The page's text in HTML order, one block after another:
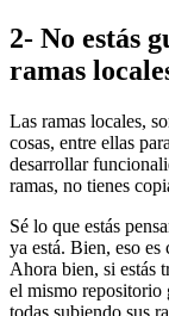
2- No estás
ramas
Las ramas locales,
cosas, entre ellas
desarrollar
ramas, no tienes
Sé lo que estás
ya está. Bien, eso
Ahora bien, si estás
el mismo repositorio
todas subiendo sus